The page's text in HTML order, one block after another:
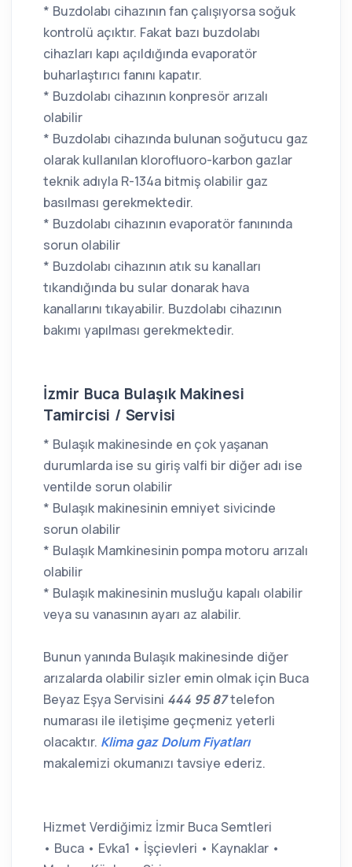
* Buzdolabı cihazının fan çalışıyorsa soğuk
kontrolü açıktır. Fakat bazı buzdolabı
cihazları kapı açıldığında evaporatör
buharlaştırıcı fanını kapatır.
* Buzdolabı cihazının konpresör arızalı
olabilir
* Buzdolabı cihazında bulunan soğutucu gaz
olarak kullanılan klorofluoro-karbon gazlar
teknik adıyla R-134a bitmiş olabilir gaz
basılması gerekmektedir.
* Buzdolabı cihazının evaporatör fanınında
sorun olabilir
* Buzdolabı cihazının atık su kanalları
tıkandığında bu sular donarak hava
kanallarını tıkayabilir. Buzdolabı cihazının
bakımı yapılması gerekmektedir.
İzmir Buca Bulaşık Makinesi
Tamircisi / Servisi
* Bulaşık makinesinde en çok yaşanan
durumlarda ise su giriş valfi bir diğer adı ise
ventilde sorun olabilir
* Bulaşık makinesinin emniyet sivicinde
sorun olabilir
* Bulaşık Mamkinesinin pompa motoru arızalı
olabilir
* Bulaşık makinesinin musluğu kapalı olabilir
veya su vanasının ayarı az alabilir.
Bunun yanında Bulaşık makinesinde diğer
arızalarda olabilir sizler emin olmak için Buca
Beyaz Eşya Servisini 444 95 87telefon
numarası ile iletişime geçmeniz yeterli
olacaktır. Klima gaz Dolum Fiyatları
makalemizi okumanızı tavsiye ederiz.
Hizmet Verdiğimiz İzmir Buca Semtleri
• Buca • Evka1 • İşçievleri • Kaynaklar •